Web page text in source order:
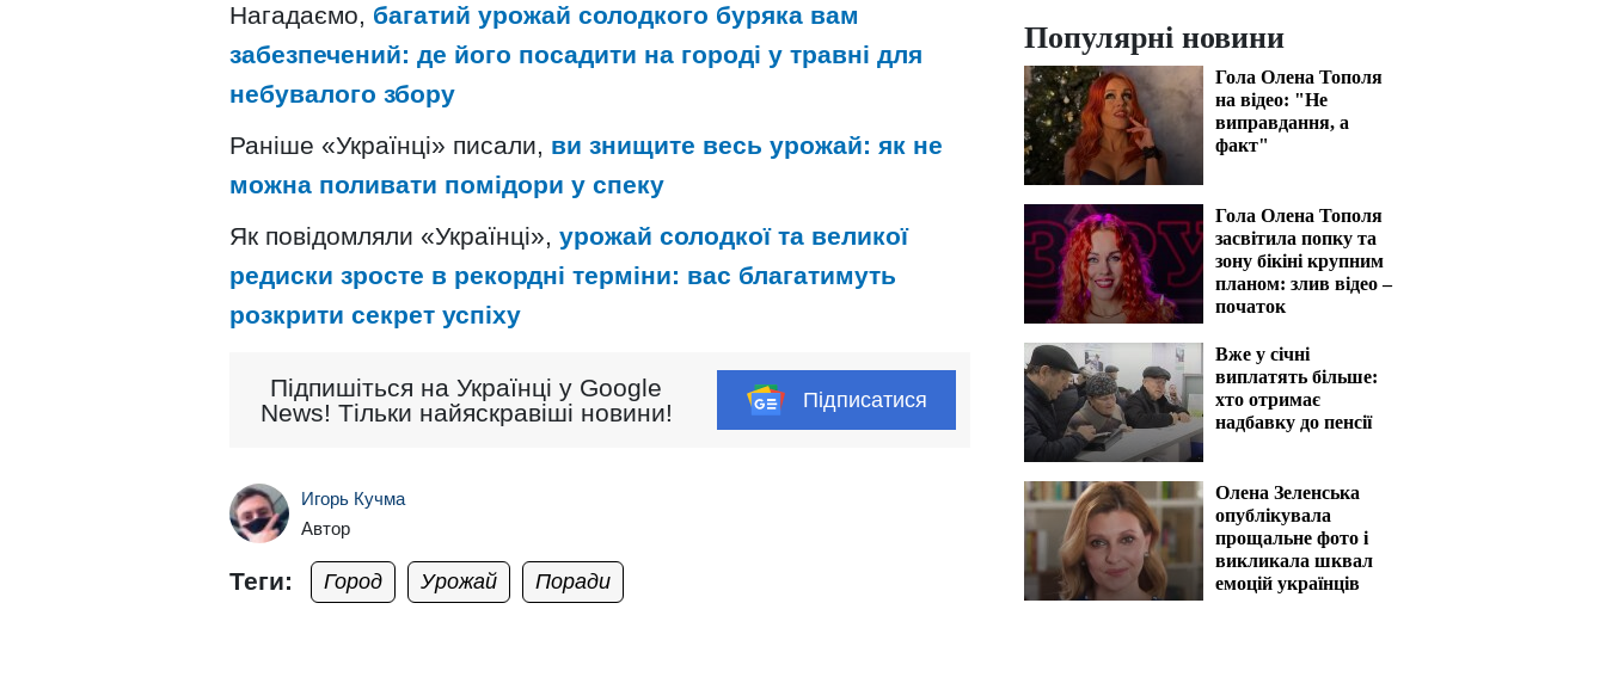
Нагадаємо, багатий урожай солодкого буряка вам
забезпечений: де його посадити на городі у травні для
небувалого збору
Раніше «Українці» писали, ви знищите весь урожай: як не
можна поливати помідори у спеку
Як повідомляли «Українці», урожай солодкої та великої
редиски зросте в рекордні терміни: вас благатимуть
розкрити секрет успіху
Підпишіться на Українці у Google
News! Тільки найяскравіші новини!
Підписатися
Игорь Кучма
Автор
Теги: Город Урожай Поради
Популярні новини
Гола Олена Тополя
на відео: "Не
виправдання, а
факт"
Гола Олена Тополя
засвітила попку та
зону бікіні крупним
планом: злив відео –
початок
Вже у січні
виплатять більше:
хто отримає
надбавку до пенсії
Олена Зеленська
опублікувала
прощальне фото і
викликала шквал
емоцій українців